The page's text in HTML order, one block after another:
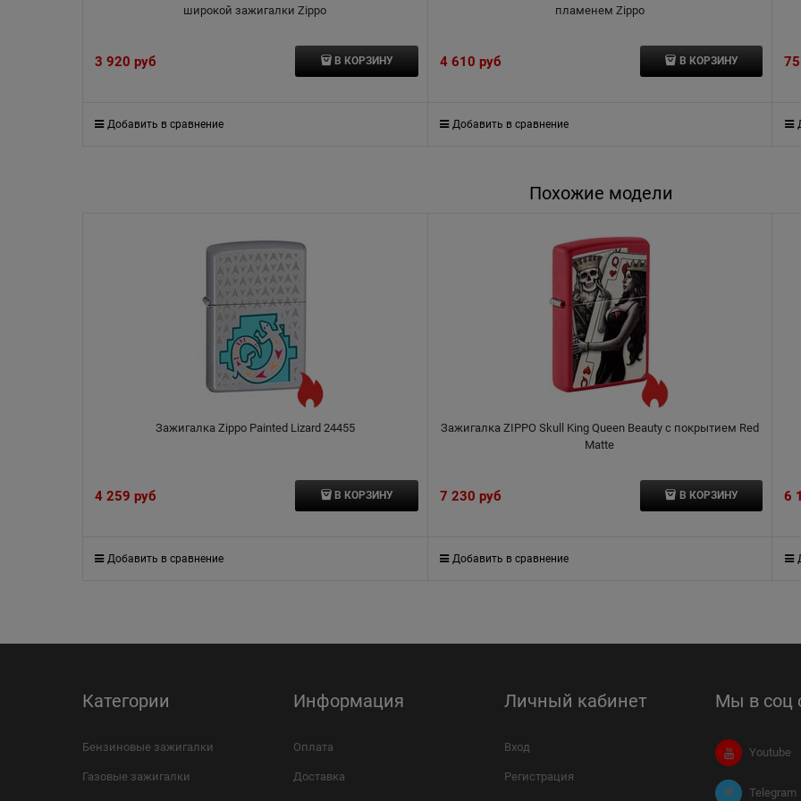
широкой зажигалки Zippo
3 920 руб В КОРЗИНУ
Добавить в сравнение
пламенем Zippo
4 610 руб В КОРЗИНУ
Добавить в сравнение
Похожие модели
Зажигалка Zippo Painted Lizard 24455
4 259 руб В КОРЗИНУ
Добавить в сравнение
Зажигалка ZIPPO Skull King Queen Beauty с покрытием Red
Matte
7 230 руб В КОРЗИНУ
Добавить в сравнение
6
Категории
Бензиновые зажигалки
Газовые зажигалки
Информация
Оплата
Доставка
Личный кабинет
Вход
Регистрация
Мы в соц
Youtube
Telegram